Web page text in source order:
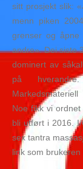
sitt prosjekt slik:
menn piken
grenser og
andre». Dei siste
dominert av
på
Noe fikk vi
bli utført i 2016.
sex tantra
link som